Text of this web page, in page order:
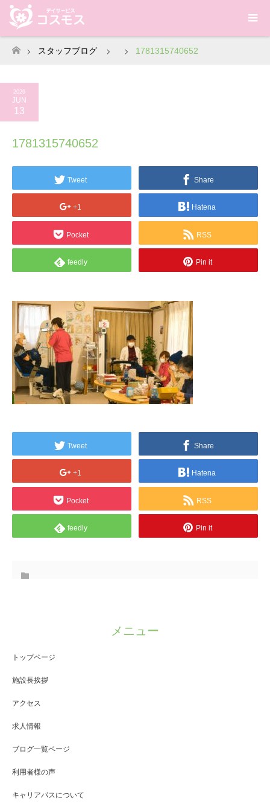
ホーム
スタッフブログ 1781315740652
2026
JUN
13
1781315740652
Tweet Share
+1 Hatena
Pocket RSS
feedly Pin it
Tweet Share
+1 Hatena
Pocket RSS
feedly Pin it
メニュー
トップページ
施設長挨拶
アクセス
求人情報
ブログ一覧ページ
利用者様の声
キャリアパスについて